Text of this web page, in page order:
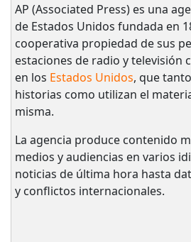
AP (Associated Press) es una
de Estados Unidos fundada en
cooperativa propiedad de sus
estaciones de radio y televisión
en los Estados Unidos, que
historias como utilizan el
misma.
La agencia produce contenido
medios y audiencias en varios
noticias de última hora hasta
y conflictos internacionales.